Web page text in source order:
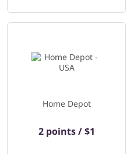
Home Depot
2 points / $1